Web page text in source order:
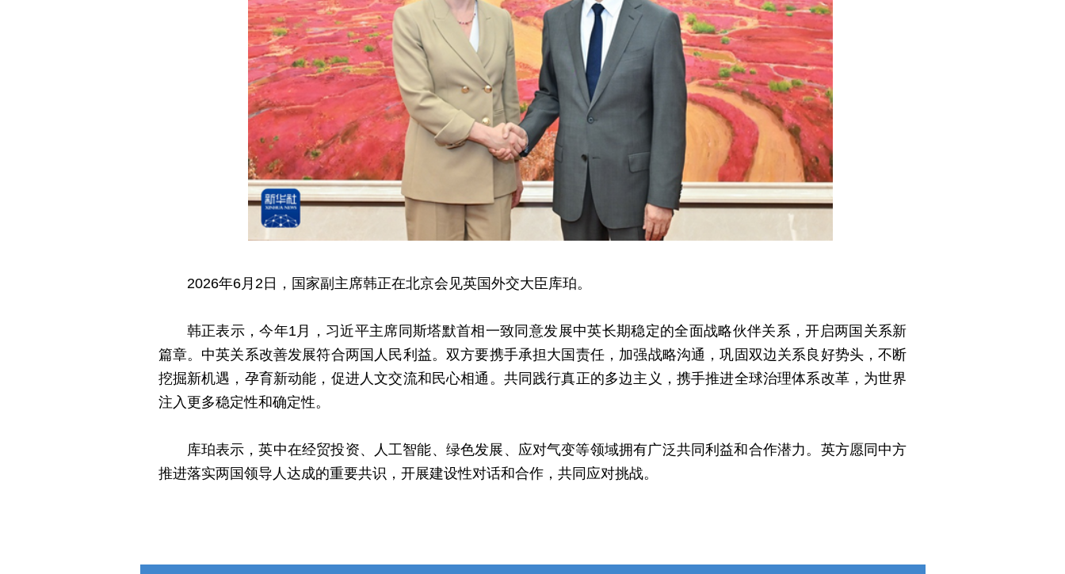
2026年6月2日，国家副主席韩正在北京会见英国外交大臣库珀。
韩正表示，今年1月，习近平主席同斯塔默首相一致同意发展中英长期稳定的全面战略伙伴关系，开启两国关系新
篇章。中英关系改善发展符合两国人民利益。双方要携手承担大国责任，加强战略沟通，巩固双边关系良好势头，不断
挖掘新机遇，孕育新动能，促进人文交流和民心相通。共同践行真正的多边主义，携手推进全球治理体系改革，为世界
注入更多稳定性和确定性。
库珀表示，英中在经贸投资、人工智能、绿色发展、应对气变等领域拥有广泛共同利益和合作潜力。英方愿同中方
推进落实两国领导人达成的重要共识，开展建设性对话和合作，共同应对挑战。